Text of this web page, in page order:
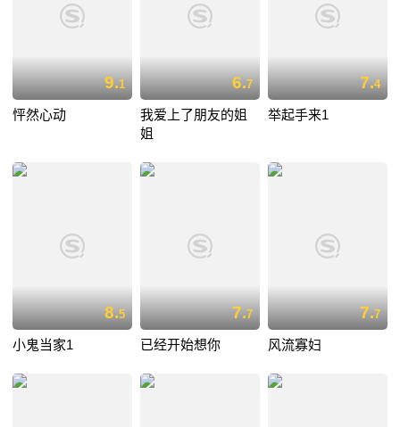
9.1
怦然心动
6.7
我爱上了朋友的姐
姐
7.4
举起手来1
8.5
小鬼当家1
7.7
已经开始想你
7.7
风流寡妇